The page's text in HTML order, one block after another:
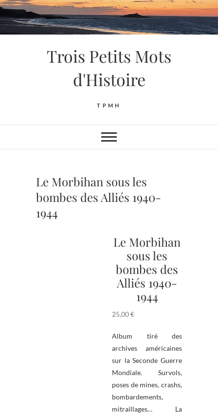
Skip
to
Trois Petits Mots
d'Histoire
TPMH
Le Morbihan sous les
bombes des Alliés 1940-
1944
Le Morbihan
sous les
bombes des
Alliés 1940-
1944
25,00€
Album tiré des
archives américaines
sur la Seconde Guerre
Mondiale. Survols,
poses de mines, crashs,
bombardements,
mitraillages… La